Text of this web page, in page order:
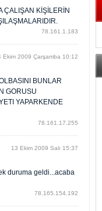
ÇALIŞAN KİŞİLERİN
78.161.1.183
Ekim 2009 Çarşamba 10:12
BUNLAR
GORUSU
YAPARKENDE
78.161.17.255
13 Ekim 2009 Salı 15:37
duruma geldi...acaba
78.165.154.192